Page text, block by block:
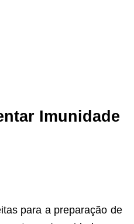
Imunidade
para a preparação de